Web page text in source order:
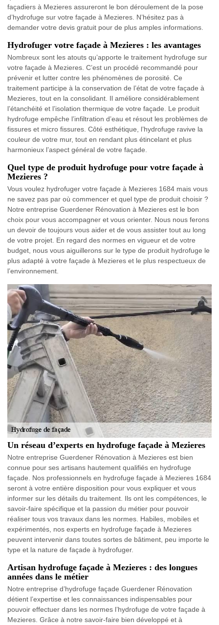
façadiers à Mezieres assureront le bon déroulement de la pose
d’hydrofuge sur votre façade à Mezieres. N’hésitez pas à
demander votre devis gratuit pour de plus amples informations.
Hydrofuger votre façade à Mezieres : les avantages
Nombreux sont les atouts qu’apporte le traitement hydrofuge sur
votre façade à Mezieres. C’est un procédé recommandé pour
prévenir et lutter contre les phénomènes de porosité. Ce
traitement participe à la conservation de l’état de votre façade à
Mezieres, tout en la consolidant. Il améliore considérablement
l’étanchéité et l’isolation thermique de votre façade. Le produit
hydrofuge empêche l’infiltration d’eau et résout les problèmes de
fissures et micro fissures. Côté esthétique, l’hydrofuge ravive la
couleur de votre mur, tout en rendant plus étincelant et plus
harmonieux l’aspect général de votre façade.
Quel type de produit hydrofuge pour votre façade à
Mezieres ?
Vous voulez hydrofuger votre façade à Mezieres 1684 mais vous
ne savez pas par où commencer et quel type de produit choisir ?
Notre entreprise Guerdener Rénovation à Mezieres est le bon
choix pour vous accompagner et vous orienter. Nous nous ferons
un devoir de toujours vous aider et de vous assister tout au long
de votre projet. En regard des normes en vigueur et de votre
budget, nous vous aiguillerons sur le type de produit hydrofuge le
plus adapté à votre façade à Mezieres et le plus respectueux de
l’environnement.
Un réseau d’experts en hydrofuge façade à Mezieres
Notre entreprise Guerdener Rénovation à Mezieres est bien
connue pour ses artisans hautement qualifiés en hydrofuge
façade. Nos professionnels en hydrofuge façade à Mezieres 1684
seront à votre entière disposition pour vous expliquer et vous
informer sur les détails du traitement. Ils ont les compétences, le
savoir-faire spécifique et la passion du métier pour pouvoir
réaliser tous vos travaux dans les normes. Habiles, mobiles et
expérimentés, nos experts en hydrofuge façade à Mezieres
peuvent intervenir dans toutes sortes de bâtiment, peu importe le
type et la nature de façade à hydrofuger.
Artisan hydrofuge façade à Mezieres : des longues
années dans le métier
Notre entreprise d’hydrofuge façade Guerdener Rénovation
détient l’expertise et les connaissances indispensables pour
pouvoir effectuer dans les normes l’hydrofuge de votre façade à
Mezieres. Grâce à notre savoir-faire bien développé et à